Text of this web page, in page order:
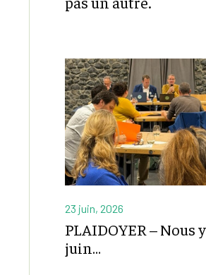
23 juin, 2026
PLAIDOYER – Nous
juin…